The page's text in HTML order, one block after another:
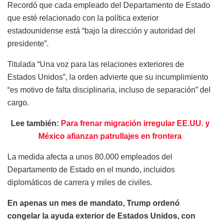
Recordó que cada empleado del Departamento de Estado
que esté relacionado con la política exterior
estadounidense está “bajo la dirección y autoridad del
presidente”.
Titulada “Una voz para las relaciones exteriores de
Estados Unidos”, la orden advierte que su incumplimiento
“es motivo de falta disciplinaria, incluso de separación” del
cargo.
Lee también: Para frenar migración irregular EE.UU. y
México afianzan patrullajes en frontera
La medida afecta a unos 80.000 empleados del
Departamento de Estado en el mundo, incluidos
diplomáticos de carrera y miles de civiles.
En apenas un mes de mandato, Trump ordenó
congelar la ayuda exterior de Estados Unidos, con